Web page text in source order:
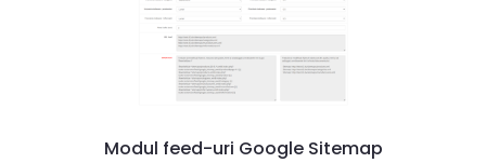
Modul feed-uri Google Sitemap